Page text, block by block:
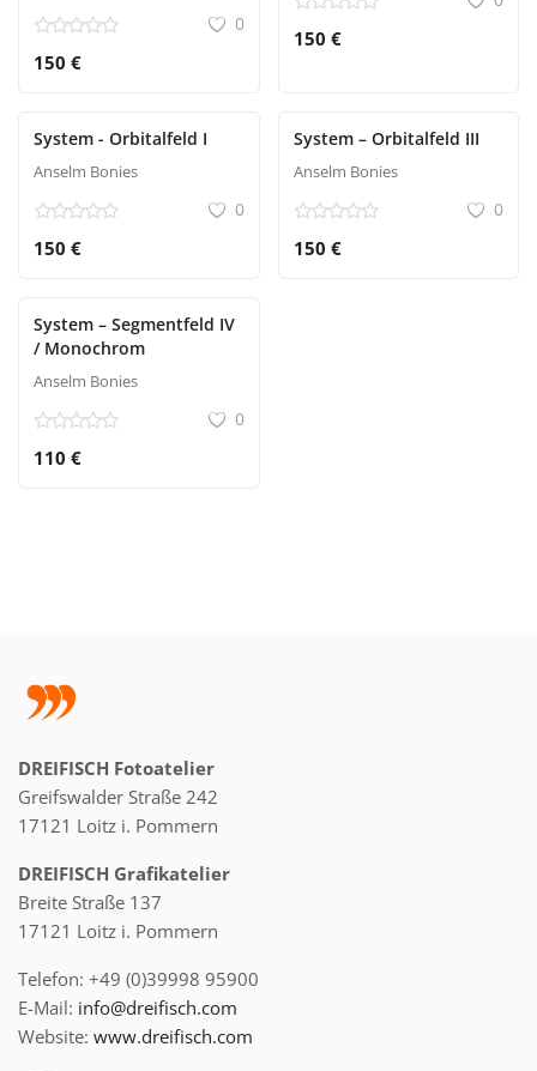
0
150 €
150 €
System - Orbitalfeld I
Anselm Bonies
0
150 €
System – Orbitalfeld III
Anselm Bonies
0
150 €
System – Segmentfeld IV
/ Monochrom
Anselm Bonies
0
110 €
DREIFISCH Fotoatelier
Greifswalder Straße 242
17121 Loitz i. Pommern
DREIFISCH Grafikatelier
Breite Straße 137
17121 Loitz i. Pommern
Telefon: +49 (0)39998 95900
E-Mail: info@dreifisch.com
Website: www.dreifisch.com